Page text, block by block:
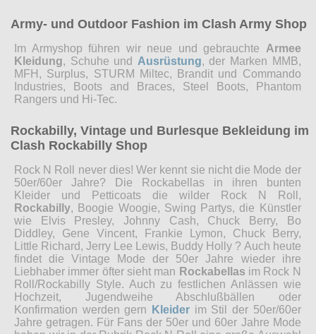
Army- und Outdoor Fashion im Clash Army Shop
Im Armyshop führen wir neue und gebrauchte Armee
Kleidung, Schuhe und Ausrüstung, der Marken MMB,
MFH, Surplus, STURM Miltec, Brandit und Commando
Industries, Boots and Braces, Steel Boots, Phantom
Rangers und Hi-Tec.
Rockabilly, Vintage und Burlesque Bekleidung im
Clash Rockabilly Shop
Rock N Roll never dies! Wer kennt sie nicht die Mode der
50er/60er Jahre? Die Rockabellas in ihren bunten
Kleider und Petticoats die wilder Rock N Roll,
Rockabilly, Boogie Woogie, Swing Partys, die Künstler
wie Elvis Presley, Johnny Cash, Chuck Berry, Bo
Diddley, Gene Vincent, Frankie Lymon, Chuck Berry,
Little Richard, Jerry Lee Lewis, Buddy Holly ? Auch heute
findet die Vintage Mode der 50er Jahre wieder ihre
Liebhaber immer öfter sieht man Rockabellas im Rock N
Roll/Rockabilly Style. Auch zu festlichen Anlässen wie
Hochzeit, Jugendweihe Abschlußbällen oder
Konfirmation werden gern
Kleiderim Stil der 50er/60er
Jahre getragen. Für Fans der 50er und 60er Jahre Mode